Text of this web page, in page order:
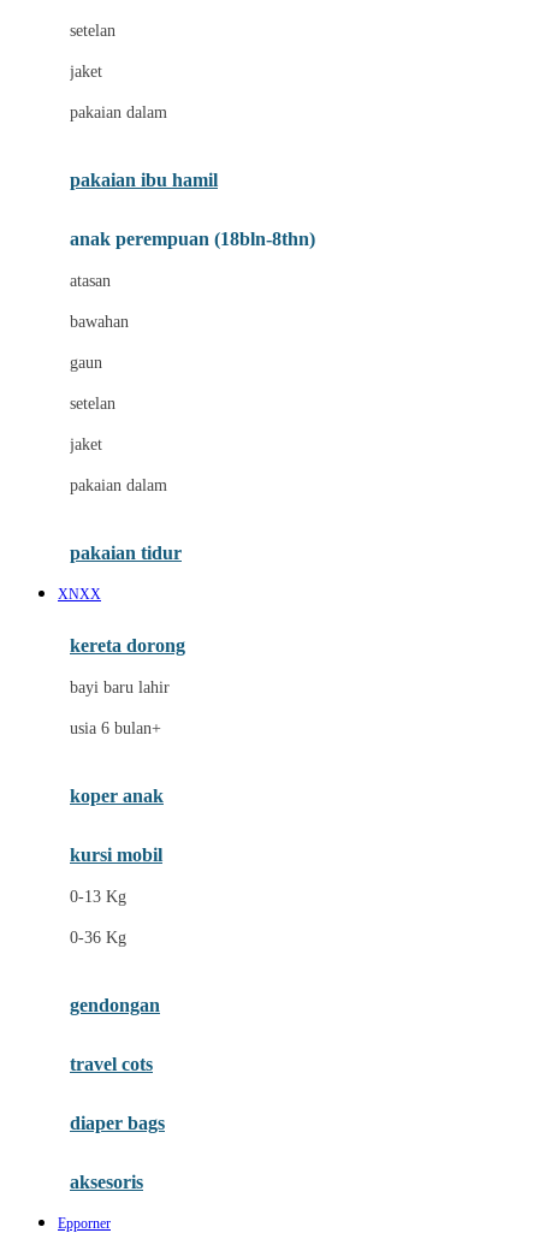
Cottonseeds
Crane
Drew
E
ELC
Ergobaby
Ezyroller
F
Felt So Sweet
Fisher Price
Gb
setelan
jaket
pakaian dalam
pakaian ibu hamil
anak perempuan (18bln-8thn)
atasan
bawahan
gaun
setelan
jaket
pakaian dalam
pakaian tidur
XNXX
kereta dorong
bayi baru lahir
usia 6 bulan+
koper anak
kursi mobil
0-13 Kg
0-36 Kg
gendongan
travel cots
diaper bags
aksesoris
Epporner